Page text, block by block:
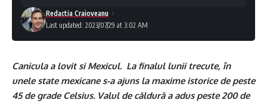
Last updated: 2023/07/29 at 3:02 AM
Redactia Craioveanu
Canicula a lovit si Mexicul. La finalul lunii trecute, în
unele state mexicane s-a ajuns la maxime istorice de peste
45 de grade Celsius. Valul de căldură a adus peste 200 de